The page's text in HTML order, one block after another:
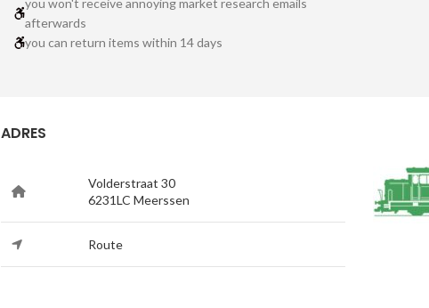
afterwards
you can return items within 14 days
ADRES
Volderstraat 30
6231LC Meerssen
Route